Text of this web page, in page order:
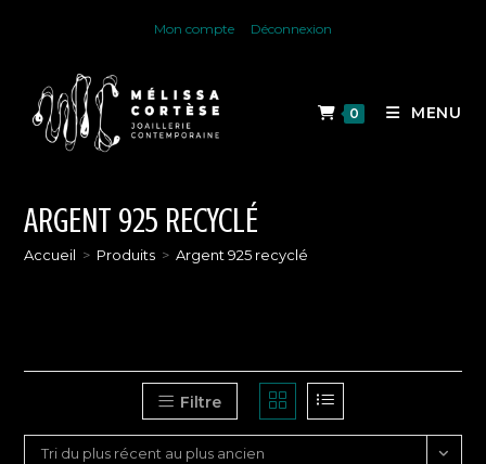
Mon compte Déconnexion
0 MENU
ARGENT 925 RECYCLÉ
Accueil > Produits > Argent 925 recyclé
Filtre
Tri du plus récent au plus ancien